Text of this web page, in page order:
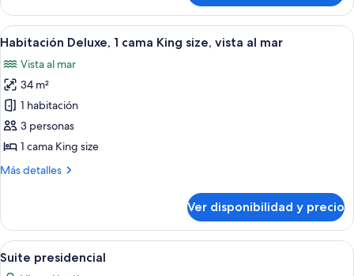
ejecutiva,
vista
al
Ver
todas
las
fotos
de
Habitación
Deluxe,
cama
vista
al
mar
Habitación de hotel con cama, dos
8
Habitación Deluxe, 1 cama King size, vista al mar
Vista al mar
34 m²
1 habitación
3 personas
1 cama King size
Más detalles
Más
Deluxe,
cama
King
Ver disponibilidad y precio
Ver
todas
Un edificio de varios pisos con
12
Suite presidencial